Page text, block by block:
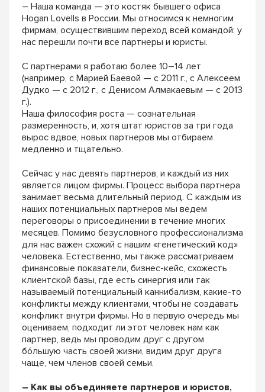
– Наша команда — это костяк бывшего офиса
Hogan Lovells в России. Мы относимся к немногим
фирмам, осуществившим переход всей командой: у
нас перешли почти все партнеры и юристы.
С партнерами я работаю более 10–14 лет
(например, с Марией Баевой — с 2011 г., с Алексеем
Дудко — с 2012 г., с Денисом Алмакаевым — с 2013
г.).
Наша философия роста — сознательная
размеренность, и, хотя штат юристов за три года
вырос вдвое, новых партнеров мы отбираем
медленно и тщательно.
Сейчас у нас девять партнеров, и каждый из них
является лицом фирмы. Процесс выбора партнера
занимает весьма длительный период. С каждым из
наших потенциальных партнеров мы ведем
переговоры о присоединении в течение многих
месяцев. Помимо безусловного профессионализма
для нас важен схожий с нашим «генетический код»
человека. Естественно, мы также рассматриваем
финансовые показатели, бизнес-кейс, схожесть
клиентской базы, где есть синергия или так
называемый потенциальный каннибализм, какие-то
конфликты между клиентами, чтобы не создавать
конфликт внутри фирмы. Но в первую очередь мы
оцениваем, подходит ли этот человек нам как
партнер, ведь мы проводим друг с другом
бóльшую часть своей жизни, видим друг друга
чаще, чем членов своей семьи.
– Как вы объединяете партнеров и юристов,